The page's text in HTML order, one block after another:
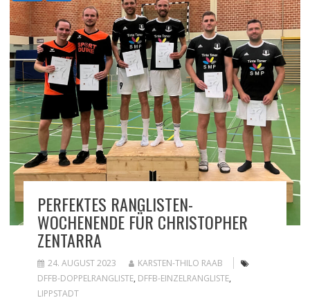
PERFEKTES RANGLISTEN-
WOCHENENDE FÜR CHRISTOPHER
ZENTARRA
24. AUGUST 2023
KARSTEN-THILO RAAB
DFFB-DOPPELRANGLISTE, DFFB-EINZELRANGLISTE,
LIPPSTADT